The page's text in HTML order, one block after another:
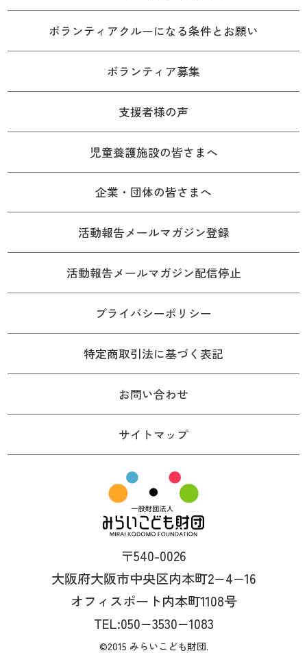
ボランティアクルーになる条件とお願い
ボランティア募集
支援者様の声
児童養護施設の皆さまへ
企業・団体の皆さまへ
活動報告メールマガジン登録
活動報告メールマガジン配信停止
プライバシーポリシー
特定商取引法に基づく表記
お問い合わせ
サイトマップ
〒540-0026
大阪府大阪市中央区内本町2−4−16
オフィスポート内本町1108号
TEL:050−3530−1083
©2015 みらいこども財団.